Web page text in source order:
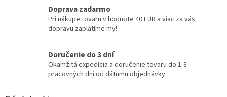
Doprava zadarmo
Pri nákupe tovaru v hodnote 40 EUR a viac za vás
dopravu zaplatíme my!
Doručenie do 3 dní
Okamžitá expedícia a doručenie tovaru do 1-3
pracovných dní od dátumu objednávky.